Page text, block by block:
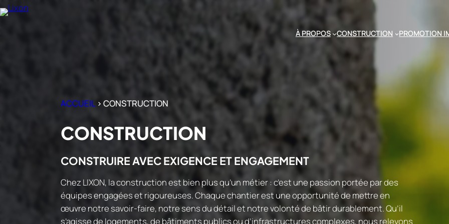
Aller
au
À PROPOS CONSTRUCTION PROMOTION
ACCUEIL> CONSTRUCTION
CONSTRUCTION
CONSTRUIRE AVEC EXIGENCE ET ENGAGEMENT
Chez LIXON, la construction est bien plus qu’un métier : c’est une passion portée par des
équipes engagées et rigoureuses. Chaque chantier est une opportunité de mettre en
œuvre notre savoir-faire, notre sens du détail et notre volonté de bâtir durablement. Qu’il
s’agisse de logements, de bâtiments publics ou d’infrastructures complexes, nous relevons